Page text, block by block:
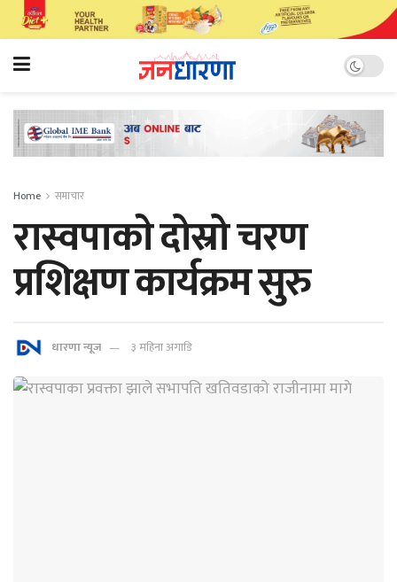
Home समाचार
रास्वपाकाे दोस्रो चरण
प्रशिक्षण कार्यक्रम सुरु
धारणा न्यूज ३ महिना अगाडि